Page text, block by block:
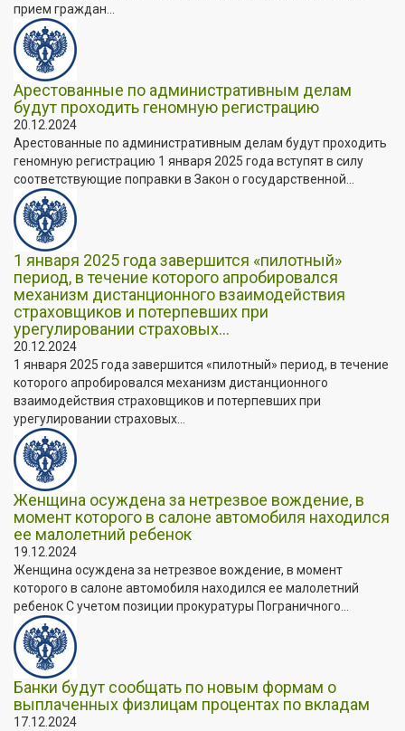
прием граждан...
Арестованные по административным делам
будут проходить геномную регистрацию
20.12.2024
Арестованные по административным делам будут проходить
геномную регистрацию 1 января 2025 года вступят в силу
соответствующие поправки в Закон о государственной...
1 января 2025 года завершится «пилотный»
период, в течение которого апробировался
механизм дистанционного взаимодействия
страховщиков и потерпевших при
урегулировании страховых...
20.12.2024
1 января 2025 года завершится «пилотный» период, в течение
которого апробировался механизм дистанционного
взаимодействия страховщиков и потерпевших при
урегулировании страховых...
Женщина осуждена за нетрезвое вождение, в
момент которого в салоне автомобиля находился
ее малолетний ребенок
19.12.2024
Женщина осуждена за нетрезвое вождение, в момент
которого в салоне автомобиля находился ее малолетний
ребенок С учетом позиции прокуратуры Пограничного...
Банки будут сообщать по новым формам о
выплаченных физлицам процентах по вкладам
17.12.2024